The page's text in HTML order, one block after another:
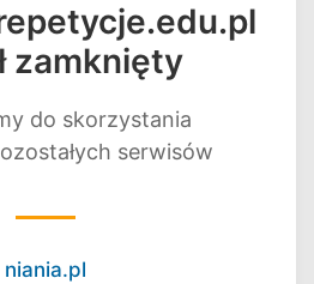
zamknięty
do skorzystania
serwisów
niania.pl